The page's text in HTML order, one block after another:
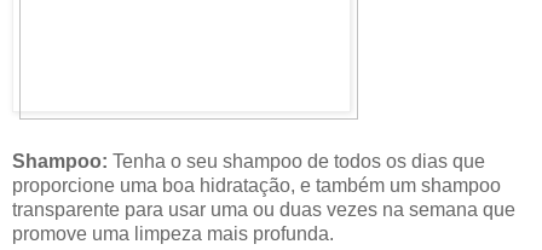
Shampoo: Tenha o seu shampoo de todos os dias que
proporcione uma boa hidratação, e também um shampoo
transparente para usar uma ou duas vezes na semana que
promove uma limpeza mais profunda.